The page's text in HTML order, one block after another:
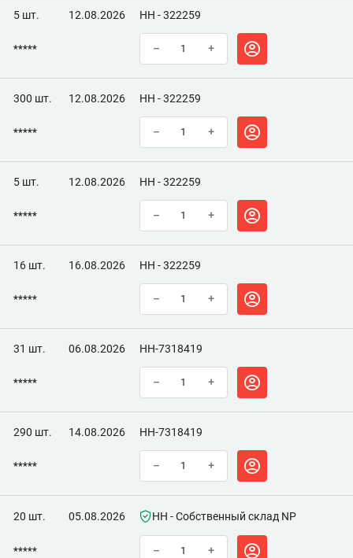
5 шт. 12.08.2026 НН - 322259
***** – +
300 шт. 12.08.2026 НН - 322259
***** – +
5 шт. 12.08.2026 НН - 322259
***** – +
16 шт. 16.08.2026 НН - 322259
***** – +
31 шт. 06.08.2026 НН-7318419
***** – +
290 шт. 14.08.2026 НН-7318419
***** – +
20 шт. 05.08.2026 НН - Собственный склад NP
***** – +